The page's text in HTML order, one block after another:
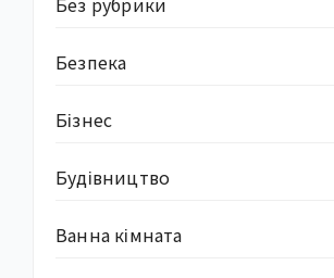
Безпека
Бізнес
Будівництво
Ванна кімната